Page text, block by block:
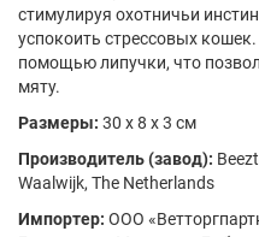
стимулируя охотничьи
успокоить стрессовых
помощью липучки, что
мяту.
Размеры: 30 x 8 x 3 см
Производитель (завод):
Waalwijk, The Netherlands
Импортер: ООО